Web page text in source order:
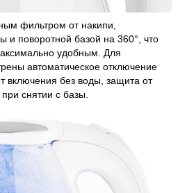
фильтром от накипи,
и поворотной базой на 360°, что
удобным. Для
автоматическое отключение
включения без воды, защита от
снятии с базы.